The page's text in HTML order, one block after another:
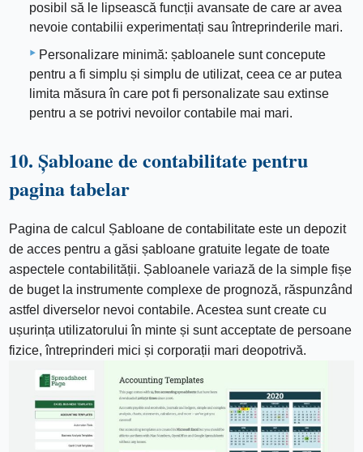
posibil să le lipsească funcții avansate de care ar avea
nevoie contabilii experimentați sau întreprinderile mari.
Personalizare minimă: șabloanele sunt concepute
pentru a fi simplu și simplu de utilizat, ceea ce ar putea
limita măsura în care pot fi personalizate sau extinse
pentru a se potrivi nevoilor contabile mai mari.
10. Șabloane de contabilitate pentru
pagina tabelar
Pagina de calcul Șabloane de contabilitate este un depozit
de acces pentru a găsi șabloane gratuite legate de toate
aspectele contabilității. Șabloanele variază de la simple fișe
de buget la instrumente complexe de prognoză, răspunzând
astfel diverselor nevoi contabile. Acestea sunt create cu
ușurința utilizatorului în minte și sunt acceptate de persoane
fizice, întreprinderi mici și corporații mari deopotrivă.